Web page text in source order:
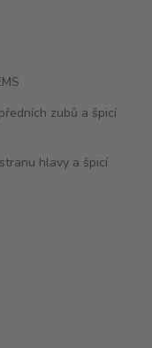
zubů a špicí
hlavy a špicí